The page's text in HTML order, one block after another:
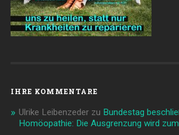
IHRE KOMMENTARE
Ulrike Leibenzederzu Bundestag
Homöopathie: Die Ausgrenzung wird